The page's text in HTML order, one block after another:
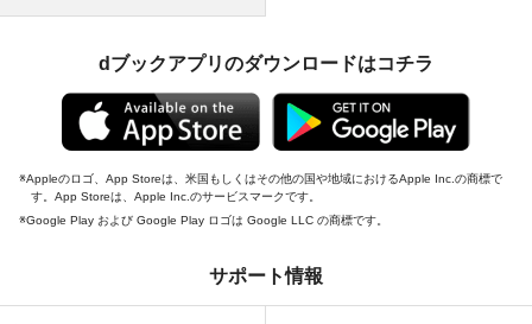
dブックアプリのダウンロードはコチラ
Appleのロゴ、App Storeは、米国もしくはその他の国や地域におけるApple Inc.の商標で
す。App Storeは、Apple Inc.のサービスマークです。
Google Play および Google Play ロゴは Google LLC の商標です。
サポート情報